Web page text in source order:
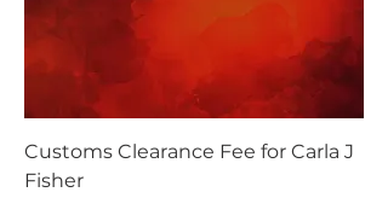
Customs Clearance Fee for Carla J
Fisher